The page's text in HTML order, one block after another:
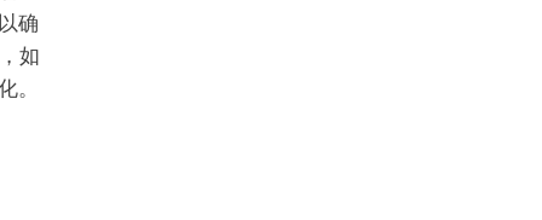
确
如
。